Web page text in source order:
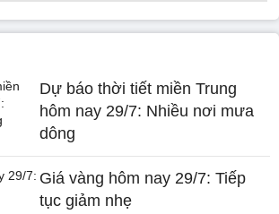
Dự báo thời tiết miền Trung
hôm nay 29/7: Nhiều nơi mưa
dông
Giá vàng hôm nay 29/7: Tiếp
tục giảm nhẹ